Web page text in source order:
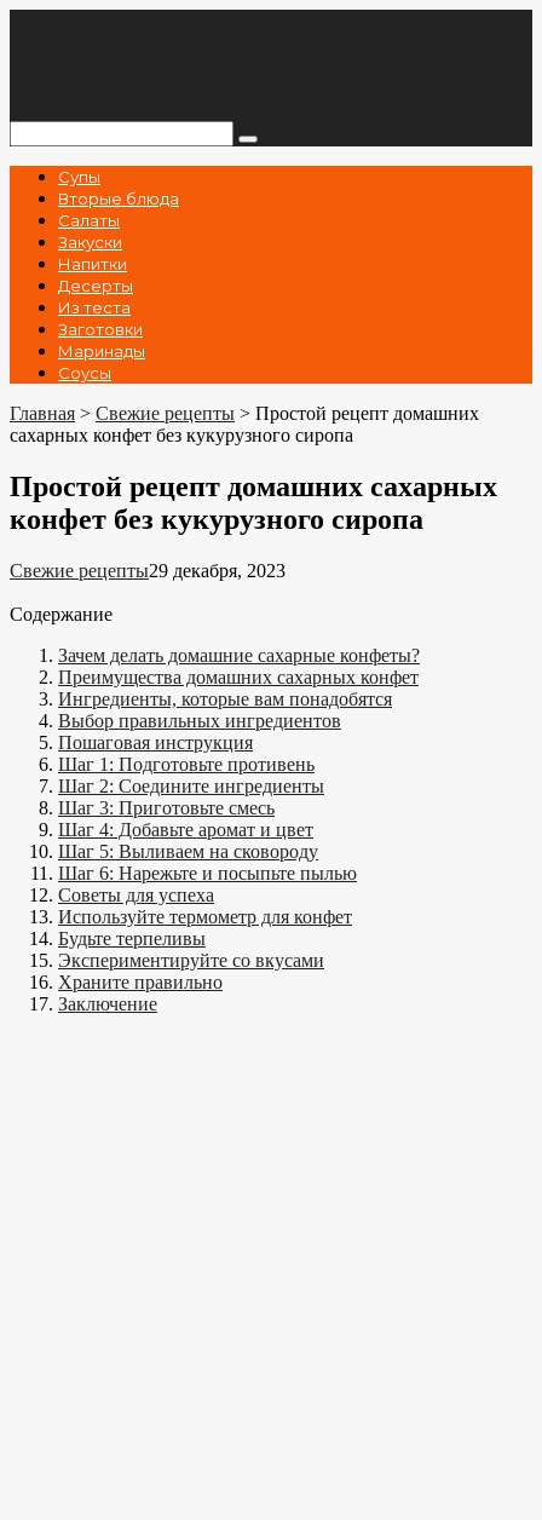
Супы
Вторые блюда
Салаты
Закуски
Напитки
Десерты
Из теста
Заготовки
Маринады
Соусы
Главная > Свежие рецепты > Простой рецепт домашних
сахарных конфет без кукурузного сиропа
Простой рецепт домашних сахарных
конфет без кукурузного сиропа
Свежие рецепты29 декабря, 2023
Содержание
Зачем делать домашние сахарные конфеты?
Преимущества домашних сахарных конфет
Ингредиенты, которые вам понадобятся
Выбор правильных ингредиентов
Пошаговая инструкция
Шаг 1: Подготовьте противень
Шаг 2: Соедините ингредиенты
Шаг 3: Приготовьте смесь
Шаг 4: Добавьте аромат и цвет
Шаг 5: Выливаем на сковороду
Шаг 6: Нарежьте и посыпьте пылью
Советы для успеха
Используйте термометр для конфет
Будьте терпеливы
Экспериментируйте со вкусами
Храните правильно
Заключение